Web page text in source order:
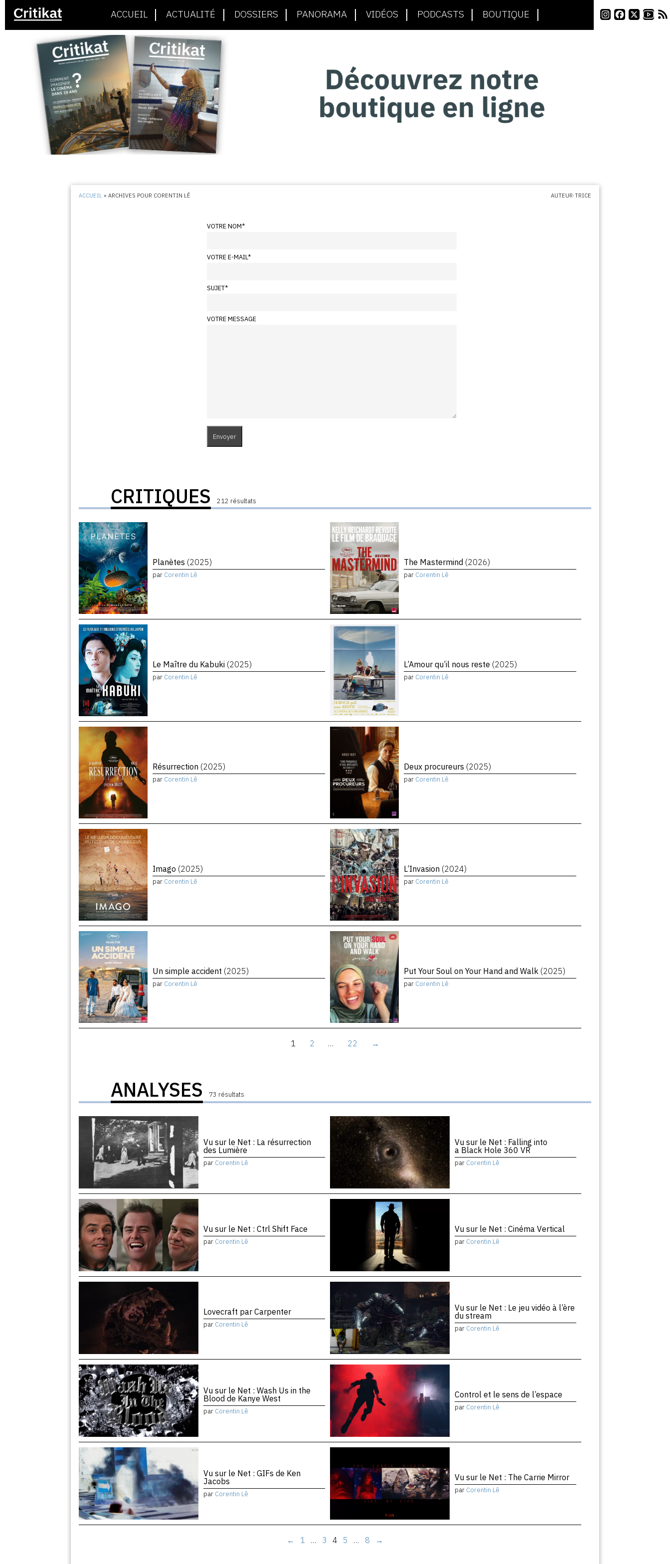
ACCUEIL ACTUALITÉ DOSSIERS PANORAMA VIDÉOS PODCASTS BOUTIQUE
ACCUEIL »ARCHIVES POUR CORENTIN LÊ AUTEUR·TRICE
VOTRE NOM*
VOTRE E-MAIL*
SUJET*
VOTRE MESSAGE
CRITIQUES 212 résultats
Planètes (2025)
par Corentin Lê
The Mastermind (2026)
par Corentin Lê
Le Maître du Kabuki (2025)
par Corentin Lê
L’Amour qu’il nous reste (2025)
par Corentin Lê
Résurrection (2025)
par Corentin Lê
Deux procureurs (2025)
par Corentin Lê
Imago (2025)
par Corentin Lê
L’Invasion (2024)
par Corentin Lê
Un simple accident (2025)
par Corentin Lê
Put Your Soul on Your Hand and Walk (2025)
par Corentin Lê
1 2 … 22 →
ANALYSES 73 résultats
Vu sur le Net : La résurrection
des Lumière
par Corentin Lê
Vu sur le Net : Falling into
a Black Hole 360 VR
par Corentin Lê
Vu sur le Net : Ctrl Shift Face
par Corentin Lê
Vu sur le Net : Cinéma Vertical
par Corentin Lê
Lovecraft par Carpenter
par Corentin Lê
Vu sur le Net : Le jeu vidéo à l’ère
du stream
par Corentin Lê
Vu sur le Net : Wash Us in the
Blood de Kanye West
par Corentin Lê
Control et le sens de l’espace
par Corentin Lê
Vu sur le Net : GIFs de Ken
Jacobs
par Corentin Lê
Vu sur le Net : The Carrie Mirror
par Corentin Lê
← 1 … 3 4 5 … 8 →